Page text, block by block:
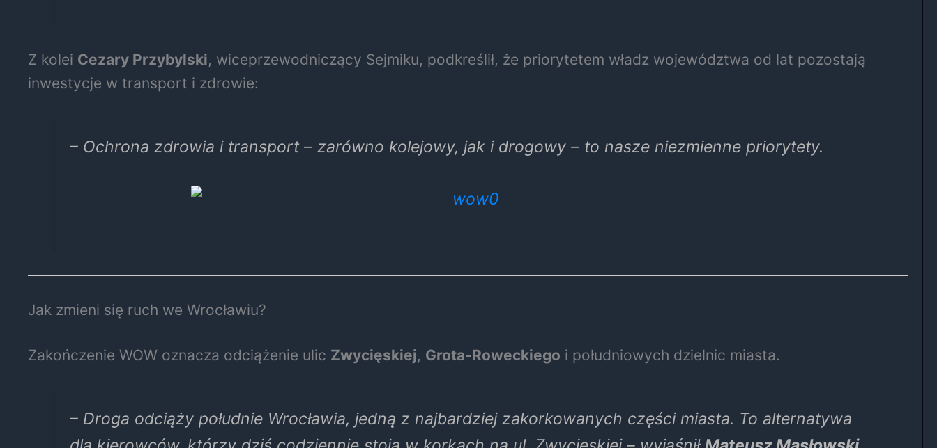
Z kolei Cezary Przybylski, wiceprzewodniczący Sejmiku, podkreślił, że priorytetem władz województwa od lat pozostają
inwestycje w transport i zdrowie:
– Ochrona zdrowia i transport – zarówno kolejowy, jak i drogowy – to nasze niezmienne priorytety.
Jak zmieni się ruch we Wrocławiu?
Zakończenie WOW oznacza odciążenie ulic Zwycięskiej, Grota-Roweckiego i południowych dzielnic miasta.
– Droga odciąży południe Wrocławia, jedną z najbardziej zakorkowanych części miasta. To alternatywa